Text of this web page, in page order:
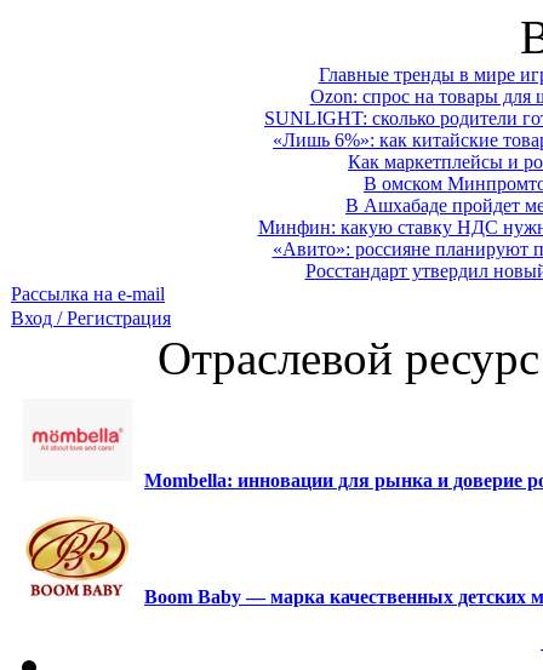
Главные тренды в мире
Ozon: спрос на товары для
SUNLIGHT: сколько родители
«Лишь 6%»: как китайские
Как маркетплейсы и
В омском
В Ашхабаде пройдет
Минфин: какую ставку НДС
«Авито»: россияне планируют
Росстандарт утвердил
Рассылка на e-mail
Вход / Регистрация
Отраслевой
Mombella: инновации для рынка и доверие
Boom Baby — марка качественных детских